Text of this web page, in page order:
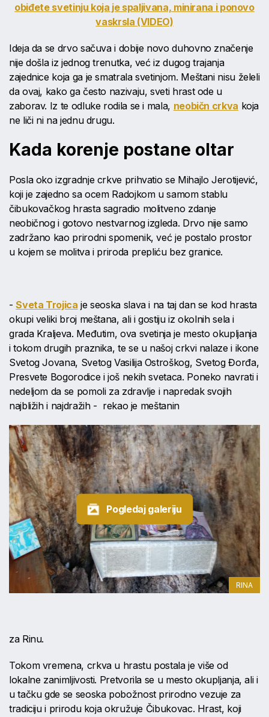
obiđete svetinju koja je spaljivana, minirana i ponovo
vaskrsla (VIDEO)
Ideja da se drvo sačuva i dobije novo duhovno značenje
nije došla iz jednog trenutka, već iz dugog trajanja
zajednice koja ga je smatrala svetinjom. Meštani nisu želeli
da ovaj, kako ga često nazivaju, sveti hrast ode u
zaborav. Iz te odluke rodila se i mala, neobičn crkva koja
ne liči ni na jednu drugu.
Kada korenje postane oltar
Posla oko izgradnje crkve prihvatio se Mihajlo Jerotijević,
koji je zajedno sa ocem Radojkom u samom stablu
čibukovačkog hrasta sagradio molitveno zdanje
neobičnog i gotovo nestvarnog izgleda. Drvo nije samo
zadržano kao prirodni spomenik, već je postalo prostor
u kojem se molitva i priroda prepliću bez granice.
-Sveta Trojica je seoska slava i na taj dan se kod hrasta
okupi veliki broj meštana, ali i gostiju iz okolnih sela i
grada Kraljeva. Međutim, ova svetinja je mesto okupljanja
i tokom drugih praznika, te se u našoj crkvi nalaze i ikone
Svetog Jovana, Svetog Vasilija Ostroškog, Svetog Đorđa,
Presvete Bogorodice i još nekih svetaca. Poneko navrati i
nedeljom da se pomoli za zdravlje i napredak svojih
najbližih i najdražih - rekao je meštanin
RINA
Pogledaj galeriju
za Rinu.
Tokom vremena, crkva u hrastu postala je više od
lokalne zanimljivosti. Pretvorila se u mesto okupljanja, ali i
u tačku gde se seoska pobožnost prirodno vezuje za
tradiciju i prirodu koja okružuje Čibukovac. Hrast, koji